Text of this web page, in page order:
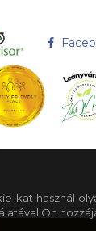
kat használ
Ön